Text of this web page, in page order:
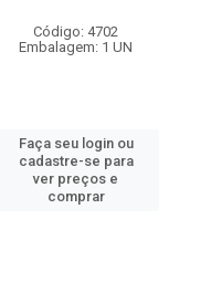
Código: 4702
Embalagem: 1 UN
Faça seu login ou
cadastre-se para
ver preços e
comprar